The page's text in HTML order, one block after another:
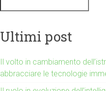
Ultimi post
Il volto in cambiamento
abbracciare le tecnologie